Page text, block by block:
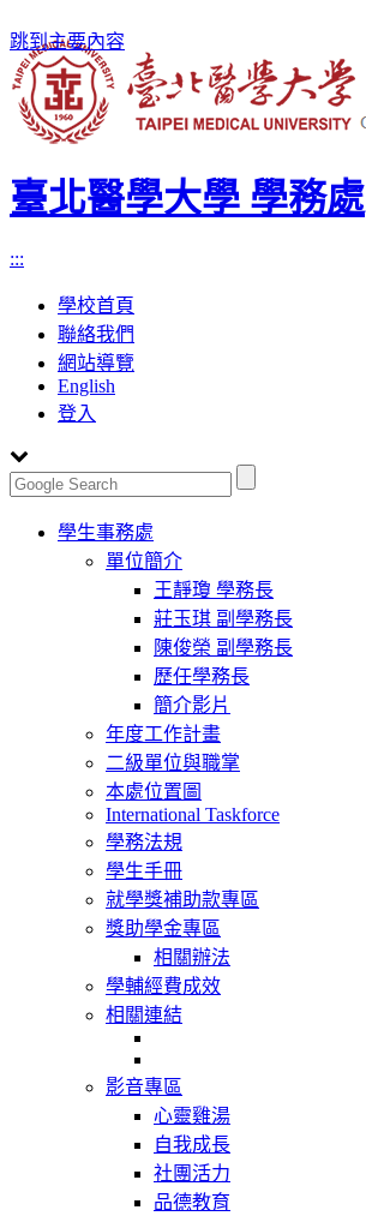
跳到主要內容
臺北醫學大學 學務處
:::
學校首頁
聯絡我們
網站導覽
English
登入
Toggle
navigation
學生事務處
單位簡介
王靜瓊 學務長
莊玉琪 副學務長
陳俊榮 副學務長
歷任學務長
簡介影片
年度工作計畫
二級單位與職掌
本處位置圖
International Taskforce
學務法規
學生手冊
就學獎補助款專區
獎助學金專區
相關辦法
學輔經費成效
相關連結
影音專區
心靈雞湯
自我成長
社團活力
品德教育